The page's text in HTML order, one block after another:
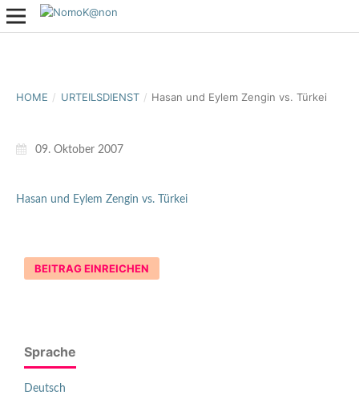
HOME / URTEILSDIENST / Hasan und Eylem Zengin vs. Türkei
09. Oktober 2007
Hasan und Eylem Zengin vs. Türkei
BEITRAG EINREICHEN
Sprache
Deutsch